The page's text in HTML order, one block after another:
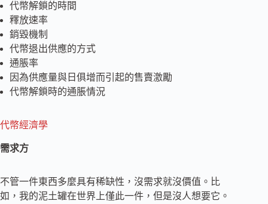
代幣解鎖的時間
釋放速率
銷毀機制
代幣退出供應的方式
通脹率
因為供應量與日俱增而引起的售賣激勵
代幣解鎖時的通脹情況
代幣經濟學
需求方
不管一件東西多麼具有稀缺性，沒需求就沒價值。比
如，我的泥土罐在世界上僅此一件，但是沒人想要它。